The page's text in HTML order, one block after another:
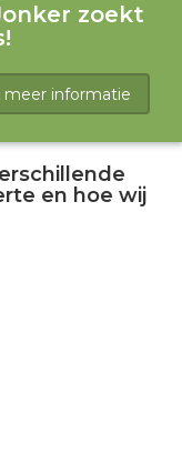
zoekt
informatie
en hoe wij